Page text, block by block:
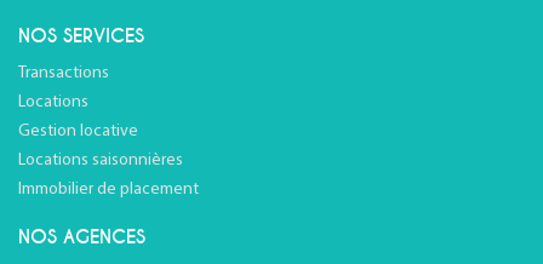
NOS SERVICES
Transactions
Locations
Gestion locative
Locations saisonnières
Immobilier de placement
NOS AGENCES